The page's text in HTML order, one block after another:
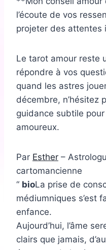
l’écoute de vos
projeter des attentes
Le tarot amour reste
répondre à vos
quand les astres
décembre, n’hésitez
guidance subtile
amoureux.
Par Esther –
cartomancienne
bioLa prise de
médiumniques s’est
enfance.
Aujourd’hui, l’âme
clairs que jamais,